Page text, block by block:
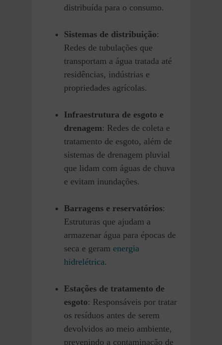
distribuída para o consumo.
Sistemas de distribuição:
Redes de tubulações que
transportam a água tratada até
residências, indústrias e
propriedades agrícolas.
Infraestrutura de esgoto e
drenagem: Redes de coleta e
tratamento de esgoto, além de
sistemas de drenagem pluvial
que lidam com águas de chuva
e evitam inundações.
Barragens e reservatórios:
Estruturas que ajudam a
armazenar água para épocas de
seca e geram energia
hidrelétrica.
Estações de tratamento de
esgoto: Responsáveis por tratar
os resíduos antes de serem
devolvidos ao meio ambiente,
prevenindo a contaminação de